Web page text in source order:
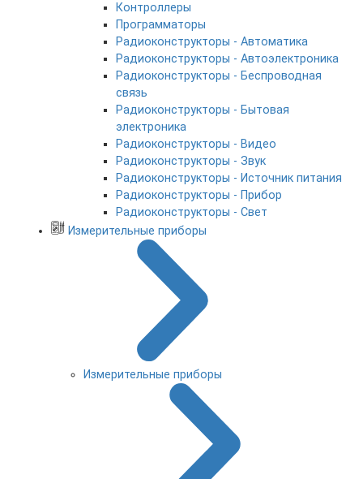
Контроллеры
Программаторы
Радиоконструкторы - Автоматика
Радиоконструкторы - Автоэлектроника
Радиоконструкторы - Беспроводная
связь
Радиоконструкторы - Бытовая
электроника
Радиоконструкторы - Видео
Радиоконструкторы - Звук
Радиоконструкторы - Источник питания
Радиоконструкторы - Прибор
Радиоконструкторы - Свет
Измерительные приборы
Измерительные приборы